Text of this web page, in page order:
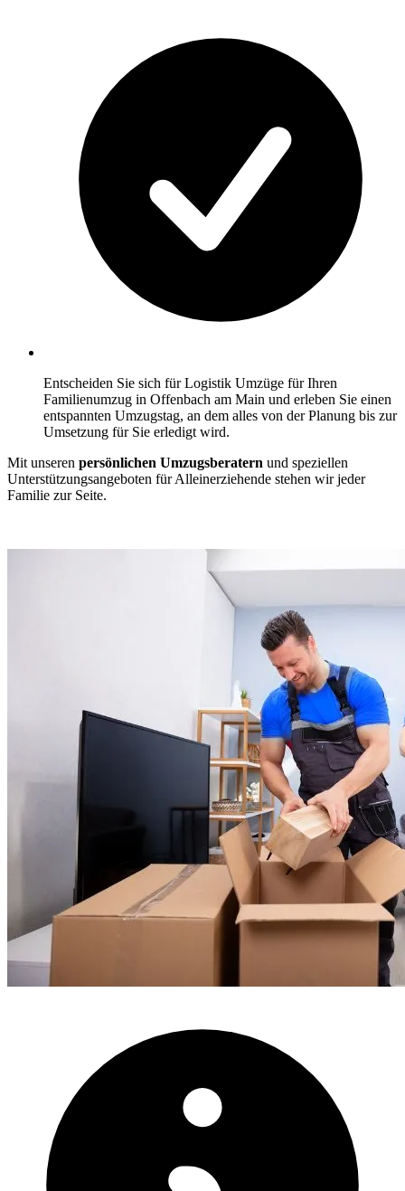
Entscheiden Sie sich für Logistik Umzüge für Ihren
Familienumzug in Offenbach am Main und erleben Sie einen
entspannten Umzugstag, an dem alles von der Planung bis zur
Umsetzung für Sie erledigt wird.
Mit unseren persönlichen Umzugsberatern und speziellen
Unterstützungsangeboten für Alleinerziehende stehen wir jeder
Familie zur Seite.